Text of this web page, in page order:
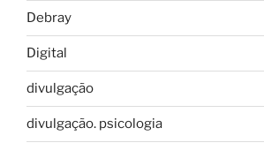
Debray
Digital
divulgação
divulgação. psicologia